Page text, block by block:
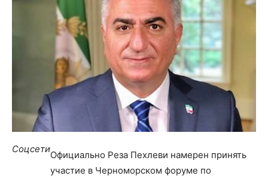
Соцсети
Официально Реза Пехлеви намерен принять
участие в Черноморском форуме по